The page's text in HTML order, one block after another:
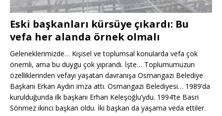
Eski başkanları kürsüye çıkardı: Bu
vefa her alanda örnek olmalı
Geleneklerimizde… Kişisel ve toplumsal konularda vefa çok
önemli, ama bu duygu çok yıprandı. İşte… Toplumumuzun
özelliklerinden vefayı yaşatan davranışa Osmangazi Belediye
Başkanı Erkan Aydın imza attı. Osmangazi Belediyesi… 1989’da
kurulduğunda ilk başkanı Erhan Keleşoğlu’ydu. 1994’te Basri
Sönmez ikinci başkan oldu. İki başkan da yaşama veda ettiler.